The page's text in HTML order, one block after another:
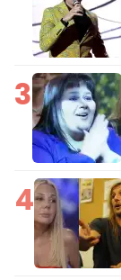
3
4